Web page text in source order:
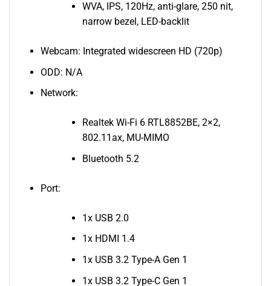
WVA, IPS, 120Hz, anti-glare, 250 nit,
narrow bezel, LED-backlit
Webcam: Integrated widescreen HD (720p)
ODD: N/A
Network:
Realtek Wi-Fi 6 RTL8852BE, 2×2,
802.11ax, MU-MIMO
Bluetooth 5.2
Port:
1x USB 2.0
1x HDMI 1.4
1x USB 3.2 Type-A Gen 1
1x USB 3.2 Type-C Gen 1